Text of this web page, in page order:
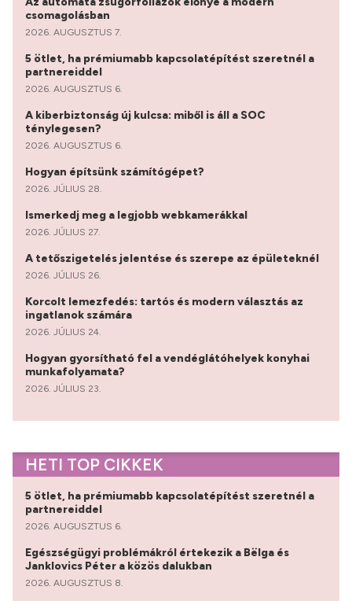
csomagolásban
2026. AUGUSZTUS 7.
5 ötlet, ha prémiumabb kapcsolatépítést szeretnél a
partnereiddel
2026. AUGUSZTUS 6.
A kiberbiztonság új kulcsa: miből is áll a SOC
ténylegesen?
2026. AUGUSZTUS 6.
Hogyan építsünk számítógépet?
2026. JÚLIUS 28.
Ismerkedj meg a legjobb webkamerákkal
2026. JÚLIUS 27.
A tetőszigetelés jelentése és szerepe az épületeknél
2026. JÚLIUS 26.
Korcolt lemezfedés: tartós és modern választás az
ingatlanok számára
2026. JÚLIUS 24.
Hogyan gyorsítható fel a vendéglátóhelyek konyhai
munkafolyamata?
2026. JÚLIUS 23.
HETI TOP CIKKEK
5 ötlet, ha prémiumabb kapcsolatépítést szeretnél a
partnereiddel
2026. AUGUSZTUS 6.
Egészségügyi problémákról értekezik a Bëlga és
Janklovics Péter a közös dalukban
2026. AUGUSZTUS 8.